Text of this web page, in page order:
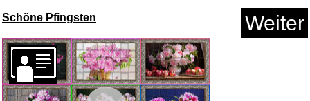
Anzeige
Schöne Pfingsten Weiter